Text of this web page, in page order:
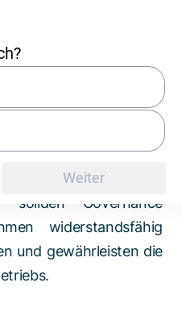
die Schärfung des
der Mitarbeitenden
das Einführen von
Trust, um Risiken zu
Technologien
Governance
widerstandsfähig
und gewährleisten die
Weiter